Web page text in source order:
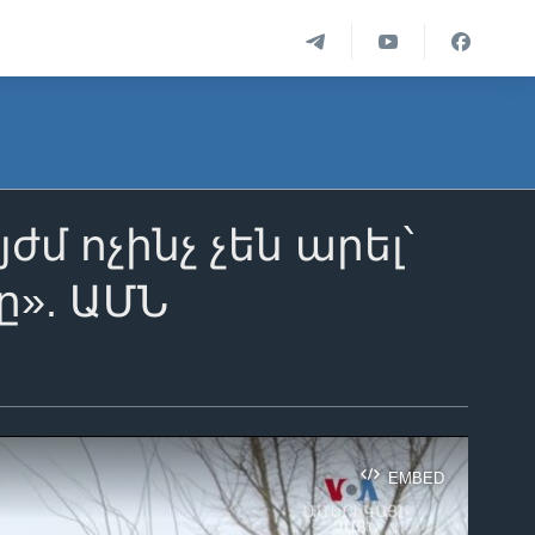
ոչինչ չեն արել՝
ԱՄՆ
EMBED